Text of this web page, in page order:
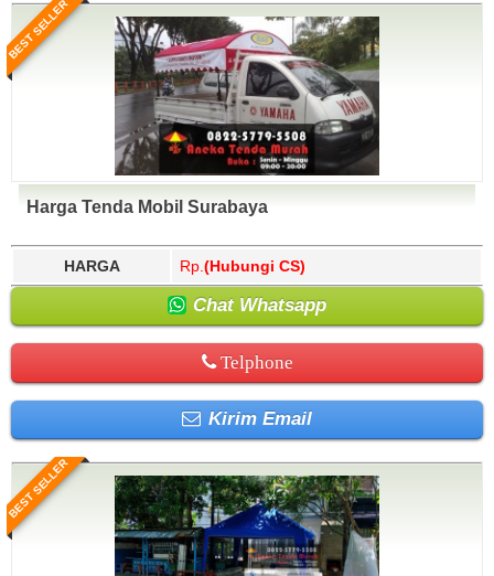
BEST SELLER
Harga Tenda Mobil Surabaya
HARGA Rp. (Hubungi CS)
Chat Whatsapp
Telphone
Kirim Email
BEST SELLER